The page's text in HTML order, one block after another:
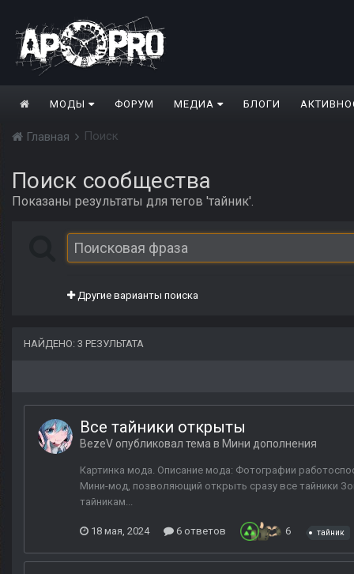
МОДЫ ФОРУМ МЕДИА БЛОГИ
Главная Поиск
Поиск сообщества
Показаны результаты для тегов 'тайник'.
Другие варианты поиска
НАЙДЕНО: 3 РЕЗУЛЬТАТА
Все тайники открыты
BezeV опубликовал тема в Мини дополнения
Картинка мода. Описание мода: Фотографии
Мини-мод, позволяющий открыть сразу все тайники
тайникам...
18 мая, 2024 6 ответов 6 тайник